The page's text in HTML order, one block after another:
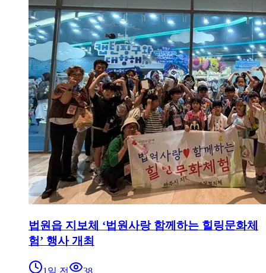
법원읍 지보체 ‘법원사랑 함께하는 힐링문화체
험’ 행사 개최
1일 전 38